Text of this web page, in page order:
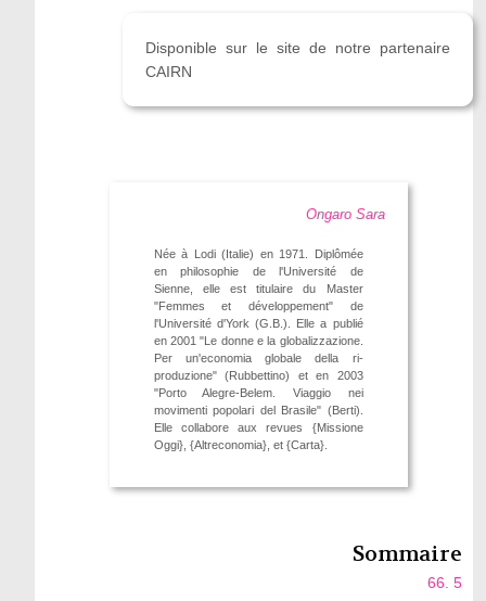
Disponible sur le site de notre partenaire
CAIRN
Ongaro Sara
Née à Lodi (Italie) en 1971. Diplômée
en philosophie de l'Université de
Sienne, elle est titulaire du Master
"Femmes et développement" de
l'Université d'York (G.B.). Elle a publié
en 2001 "Le donne e la globalizzazione.
Per un'economia globale della ri-
produzione" (Rubbettino) et en 2003
"Porto Alegre-Belem. Viaggio nei
movimenti popolari del Brasile" (Berti).
Elle collabore aux revues {Missione
Oggi}, {Altreconomia}, et {Carta}.
Sommaire
66. 5